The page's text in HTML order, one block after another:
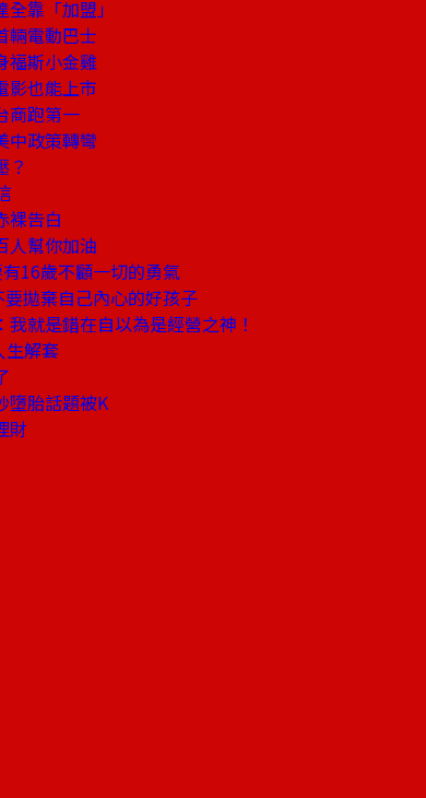
靠「加盟」
電動巴士
斯小金雞
影也能上市
商跑第一
政策轉彎
？
告白
幫你加油
16歲不顧一切的勇氣
拋棄自己內心的好孩子
就是錯在自以為是經營之神！
解套
胎話題被K
財